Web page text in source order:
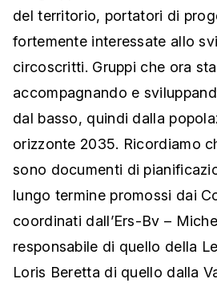
del territorio, portatori di
fortemente interessate allo
circoscritti. Gruppi che ora
accompagnando e
dal basso, quindi dalla
orizzonte 2035. Ricordiamo
sono documenti di
lungo termine promossi dai
coordinati dall’Ers-Bv –
responsabile di quello della
Loris Beretta di quello dalla